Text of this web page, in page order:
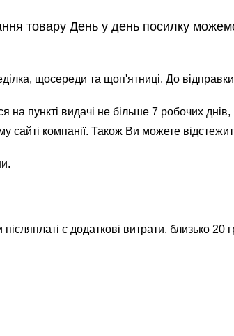
товару День у день посилку
щосереди та щоп'ятниці. До
на пункті видачі не більше 7 робочих
сайті компанії. Також Ви можете
є додаткові витрати, близько